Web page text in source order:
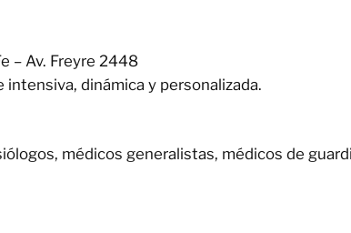
– Av. Freyre 2448
dinámica y personalizada.
médicos generalistas, médicos de